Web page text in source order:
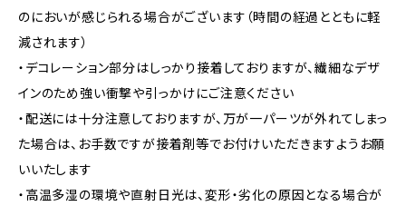
のにおいが感じられる場合がございます（時間の経過とともに軽
減されます）
・デコレーション部分はしっかり接着しておりますが、繊細なデザ
インのため強い衝撃や引っかけにご注意ください
・配送には十分注意しておりますが、万が一パーツが外れてしまっ
た場合は、お手数ですが接着剤等でお付けいただきますようお願
いいたします
・高温多湿の環境や直射日光は、変形・劣化の原因となる場合が